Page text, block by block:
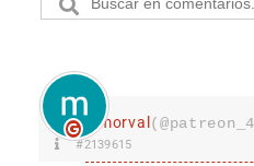
morval
#2139615